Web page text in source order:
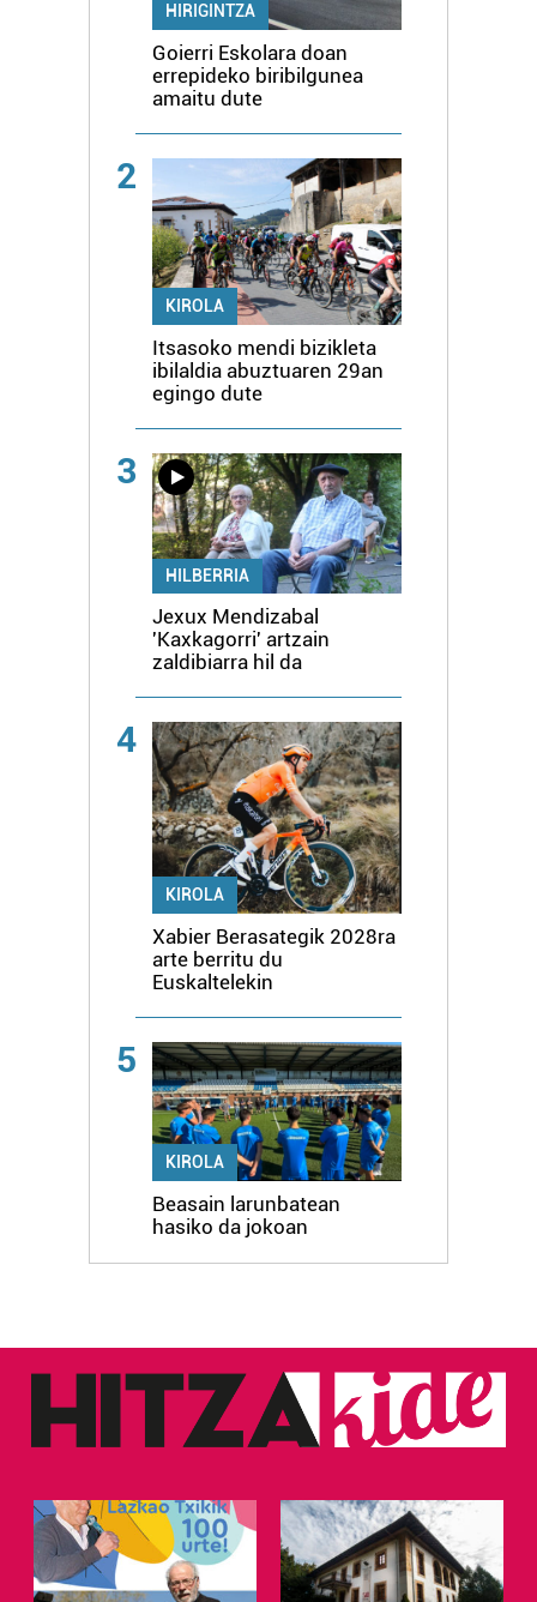
HIRIGINTZA
Goierri Eskolara doan
errepideko biribilgunea
amaitu dute
2
KIROLA
Itsasoko mendi bizikleta
ibilaldia abuztuaren 29an
egingo dute
3
HILBERRIA
Jexux Mendizabal
'Kaxkagorri' artzain
zaldibiarra hil da
4
KIROLA
Xabier Berasategik 2028ra
arte berritu du
Euskaltelekin
5
KIROLA
Beasain larunbatean
hasiko da jokoan